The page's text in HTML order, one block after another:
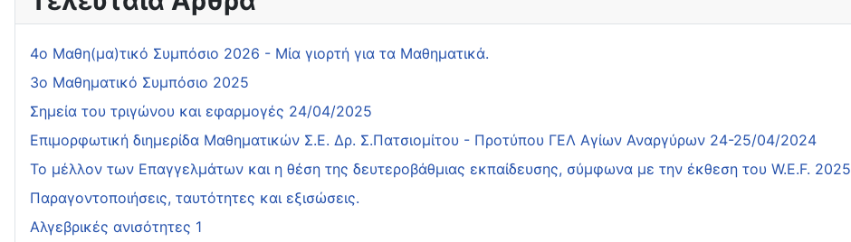
4o Μαθη(μα)τικό Συμπόσιο 2026 - Μία γιορτή για τα Μαθηματικά.
3ο Μαθηματικό Συμπόσιο 2025
Σημεία του τριγώνου και εφαρμογές 24/04/2025
Επιμορφωτική διημερίδα Μαθηματικών Σ.Ε. Δρ. Σ.Πατσιομίτου - Προτύπου ΓΕΛ Αγίων Αναργύρων 24-25/04/2024
Το μέλλον των Επαγγελμάτων και η θέση της δευτεροβάθμιας εκπαίδευσης, σύμφωνα με την έκθεση του W.E.F. 2025
Παραγοντοποιήσεις, ταυτότητες και εξισώσεις.
Αλγεβρικές ανισότητες 1